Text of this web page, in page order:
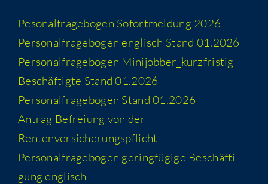
Peso­nal­fra­ge­bo­gen Sofort­mel­dung 2026
Per­so­nal­fra­ge­bo­gen eng­lisch Stand 01.2026
Per­so­nal­fra­ge­bo­gen Minijobber_​kurzfristig
Beschäf­tig­te Stand 01.2026
Per­so­nal­fra­ge­bo­gen Stand 01.2026
Antrag Befrei­ung von der
Rentenversicherungspflicht
Per­so­nal­fra­ge­bo­gen gering­fü­gi­ge Beschäf­ti­
gung englisch